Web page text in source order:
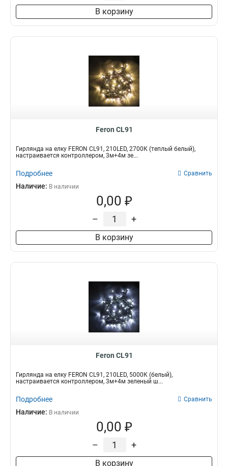
В корзину
Feron CL91
Гирлянда на елку FERON CL91, 210LED, 2700К (теплый белый),
настраивается контроллером, 3м+4м зе...
Подробнее Сравнить
Наличие: В наличии
0,00 ₽
– +
В корзину
Feron CL91
Гирлянда на елку FERON CL91, 210LED, 5000К (белый),
настраивается контроллером, 3м+4м зеленый ш...
Подробнее Сравнить
Наличие: В наличии
0,00 ₽
– +
В корзину